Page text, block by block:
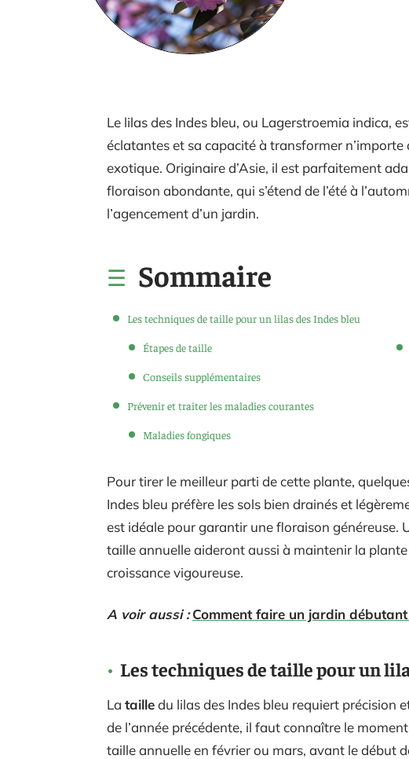
Le lilas des Indes bleu, ou Lagerstroemia indica,
éclatantes et sa capacité à transformer
exotique. Originaire d’Asie, il est parfaitement
floraison abondante, qui s’étend de l’été à
l’agencement d’un jardin.
Sommaire
Les techniques de taille pour un lilas des Indes bleu
Étapes de taille
Conseils supplémentaires
Prévenir et traiter les maladies courantes
Maladies fongiques
Pour tirer le meilleur parti de cette plante,
Indes bleu préfère les sols bien drainés et
est idéale pour garantir une floraison généreuse.
taille annuelle aideront aussi à maintenir la
croissance vigoureuse.
A voir aussi : Comment faire un jardin débutant
Les techniques de taille pour un
La tailledu lilas des Indes bleu requiert précision
de l’année précédente, il faut connaître le
taille annuelle en février ou mars, avant le début